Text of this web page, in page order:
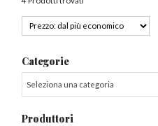
Categorie
Seleziona una categoria
Produttori